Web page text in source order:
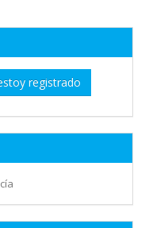
registrado